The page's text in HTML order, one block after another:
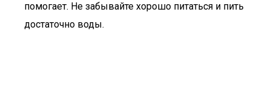
помогает. Не забывайте хорошо питаться и пить
достаточно воды.